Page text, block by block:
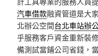
汽車借款融資管道是大
北辦公空間台北車站辦
乎服務客戶資金重新裝
備測試當鋪公司省錢，